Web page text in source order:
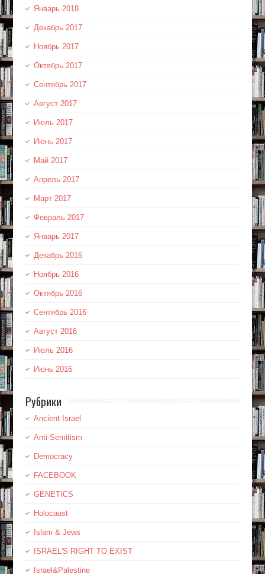
Январь 2018
Декабрь 2017
Ноябрь 2017
Октябрь 2017
Сентябрь 2017
Август 2017
Июль 2017
Июнь 2017
Май 2017
Апрель 2017
Март 2017
Февраль 2017
Январь 2017
Декабрь 2016
Ноябрь 2016
Октябрь 2016
Сентябрь 2016
Август 2016
Июль 2016
Июнь 2016
Рубрики
Ancient Israel
Anti-Semitism
Democracy
FACEBOOK
GENETICS
Holocaust
Islam & Jews
ISRAEL'S RIGHT TO EXIST
Israel&Palestine